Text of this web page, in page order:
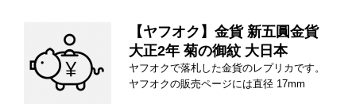
【ヤフオク】金貨 新五圓金貨
大正2年 菊の御紋 大日本
ヤフオクで落札した金貨のレプリカです。
ヤフオクの販売ページには直径 17mm